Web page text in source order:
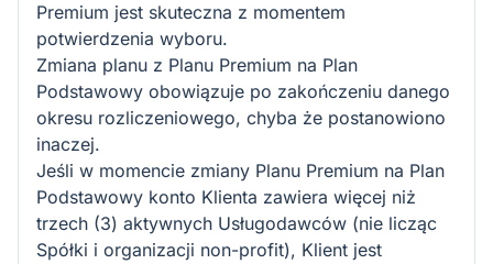
Premium jest skuteczna z momentem
potwierdzenia wyboru.
Zmiana planu z Planu Premium na Plan
Podstawowy obowiązuje po zakończeniu danego
okresu rozliczeniowego, chyba że postanowiono
inaczej.
Jeśli w momencie zmiany Planu Premium na Plan
Podstawowy konto Klienta zawiera więcej niż
trzech (3) aktywnych Usługodawców (nie licząc
Spółki i organizacji non-profit), Klient jest